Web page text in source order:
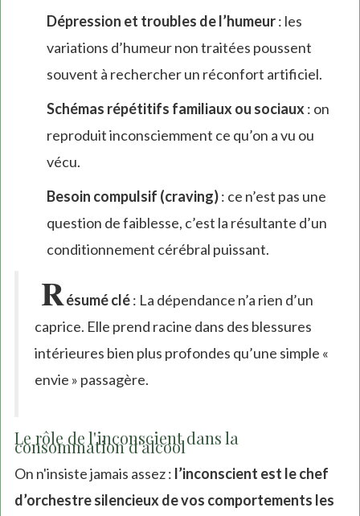
Dépression et troubles de l’humeur: les
variations d’humeur non traitées poussent
souvent à rechercher un réconfort artificiel.
Schémas répétitifs familiaux ou sociaux : on
reproduit inconsciemment ce qu’on a vu ou
vécu.
Besoin compulsif (craving): ce n’est pas une
question de faiblesse, c’est la résultante d’un
conditionnement cérébral puissant.
Résumé clé: La dépendance n’a rien d’un
caprice. Elle prend racine dans des blessures
intérieures bien plus profondes qu’une simple «
envie » passagère.
Le rôle de l'inconscient dans la
consommation d'alcool
On n'insiste jamais assez : l’inconscient est le chef
d’orchestre silencieux de vos comportements les